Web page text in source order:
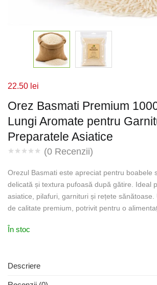
Orez Basmati Premium
Lungi Aromate pentru
Preparatele Asiatice
(0 Recenzii)
22.50 lei
Orezul Basmati este apreciat pentru boabele
delicată și textura pufoasă după gătire. Ideal
asiatice, pilafuri, garnituri și rețete sănătoase.
de calitate premium, potrivit pentru o
În stoc
Descriere